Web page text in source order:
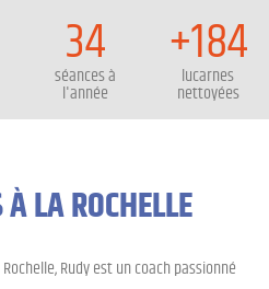
34
séances à
l'année
+184
lucarnes
nettoyées
À LA ROCHELLE
Rudy est un coach passionné